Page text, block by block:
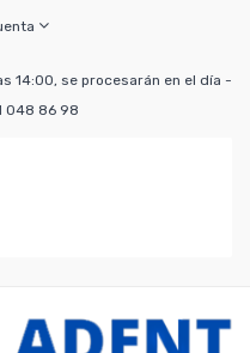
14:00, se procesarán en el día -
048 86 98